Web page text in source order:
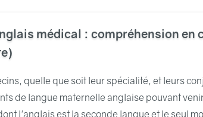
médical : compréhension en
quelle que soit leur spécialité, et leurs
de langue maternelle anglaise pouvant
l'anglais est la seconde langue et le seul